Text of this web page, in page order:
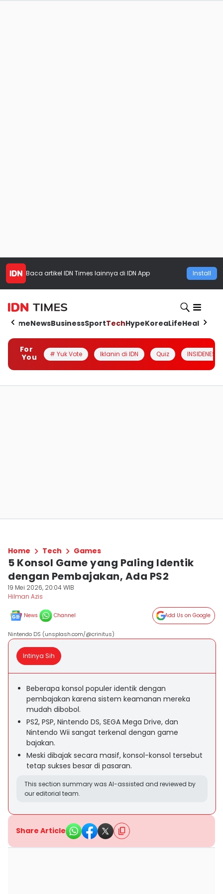
Baca artikel IDN Times lainnya di IDN App Install
HomeNewsBusinessSportTechHypeKoreaLifeHealth
For
You
# Yuk Vote Iklanin di IDN Quiz INSIDENESIA
Home Tech Games
5 Konsol Game yang Paling Identik
dengan Pembajakan, Ada PS2
19 Mei 2026, 20:04 WIB
Hilman Azis
News Channel Add Us on Google
Nintendo DS (unsplash.com/@crinitus)
Intinya Sih
Beberapa konsol populer identik dengan
pembajakan karena sistem keamanan mereka
mudah dibobol.
PS2, PSP, Nintendo DS, SEGA Mega Drive, dan
Nintendo Wii sangat terkenal dengan game
bajakan.
Meski dibajak secara masif, konsol-konsol tersebut
tetap sukses besar di pasaran.
This section summary was AI-assisted and reviewed by
our editorial team.
Share Article